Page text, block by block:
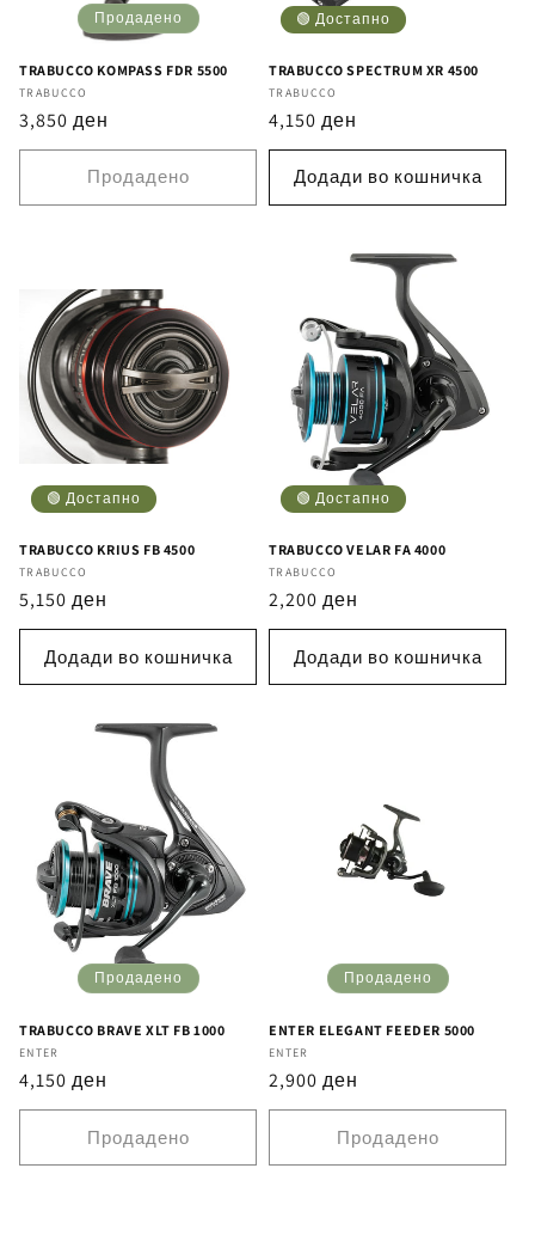
Продадено
TRABUCCO KOMPASS FDR 5500
Бренд
TRABUCCO
Регуларна
цена
3,850 ден
Продадено
🟢 Достапно
TRABUCCO SPECTRUM XR 4500
Бренд
TRABUCCO
Регуларна
цена
4,150 ден
Додади во кошничка
🟢 Достапно
TRABUCCO KRIUS FB 4500
Бренд
TRABUCCO
Регуларна
цена
5,150 ден
Додади во кошничка
🟢 Достапно
TRABUCCO VELAR FA 4000
Бренд
TRABUCCO
Регуларна
цена
2,200 ден
Додади во кошничка
Продадено
TRABUCCO BRAVE XLT FB 1000
Бренд
ENTER
Регуларна
цена
4,150 ден
Продадено
Продадено
ENTER ELEGANT FEEDER 5000
Бренд
ENTER
Регуларна
цена
2,900 ден
Продадено